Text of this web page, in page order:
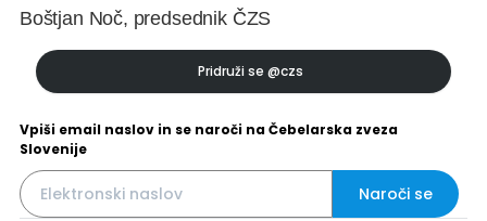
Boštjan Noč, predsednik ČZS
Pridruži se @czs
Vpiši email naslov in se naroči na Čebelarska zveza
Slovenije
Naroči se